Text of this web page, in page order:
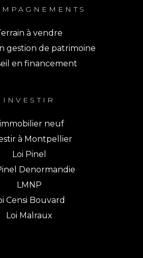
à vendre
gestion de patrimoine
en financement
INVESTIR
neuf
à Montpellier
Loi Pinel
Denormandie
LMNP
Censi Bouvard
Loi Malraux